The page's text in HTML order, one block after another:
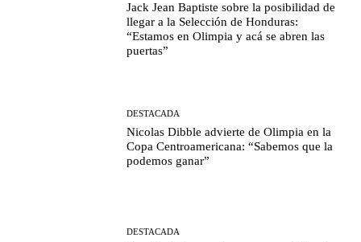
Jack Jean Baptiste sobre la posibilidad de
llegar a la Selección de Honduras:
“Estamos en Olimpia y acá se abren las
puertas”
DESTACADA
Nicolas Dibble advierte de Olimpia en la
Copa Centroamericana: “Sabemos que la
podemos ganar”
DESTACADA